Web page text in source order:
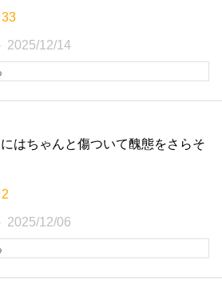
2025/12/14
はちゃんと傷ついて醜態をさらそ
2025/12/06